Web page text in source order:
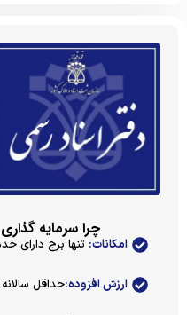
چرا سرمایه
امکانات: تنها برج دارای
ارزش افزوده:حداقل سالانه 48%